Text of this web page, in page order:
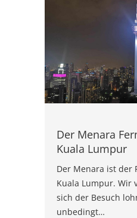
Der Menara
Kuala Lumpur
Der Menara ist der
Kuala Lumpur. Wir
sich der Besuch
unbedingt…